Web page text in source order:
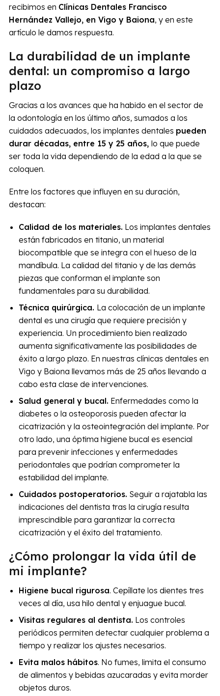
recibimos en Clínicas Dentales Francisco
Hernández Vallejo, en Vigo y Baiona, y en este
artículo le damos respuesta.
La durabilidad de un implante
dental: un compromiso a largo
plazo
Gracias a los avances que ha habido en el sector de
la odontología en los último años, sumados a los
cuidados adecuados, los implantes dentales pueden
durar décadas, entre 15 y 25 años, lo que puede
ser toda la vida dependiendo de la edad a la que se
coloquen.
Entre los factores que influyen en su duración,
destacan:
Calidad de los materiales. Los implantes dentales
están fabricados en titanio, un material
biocompatible que se integra con el hueso de la
mandíbula. La calidad del titanio y de las demás
piezas que conforman el implante son
fundamentales para su durabilidad.
Técnica quirúrgica. La colocación de un implante
dental es una cirugía que requiere precisión y
experiencia. Un procedimiento bien realizado
aumenta significativamente las posibilidades de
éxito a largo plazo. En nuestras clínicas dentales en
Vigo y Baiona llevamos más de 25 años llevando a
cabo esta clase de intervenciones.
Salud general y bucal. Enfermedades como la
diabetes o la osteoporosis pueden afectar la
cicatrización y la osteointegración del implante. Por
otro lado, una óptima higiene bucal es esencial
para prevenir infecciones y enfermedades
periodontales que podrían comprometer la
estabilidad del implante.
Cuidados postoperatorios. Seguir a rajatabla las
indicaciones del dentista tras la cirugía resulta
imprescindible para garantizar la correcta
cicatrización y el éxito del tratamiento.
¿Cómo prolongar la vida útil de
mi implante?
Higiene bucal rigurosa. Cepíllate los dientes tres
veces al día, usa hilo dental y enjuague bucal.
Visitas regulares al dentista. Los controles
periódicos permiten detectar cualquier problema a
tiempo y realizar los ajustes necesarios.
Evita malos hábitos. No fumes, limita el consumo
de alimentos y bebidas azucaradas y evita morder
objetos duros.